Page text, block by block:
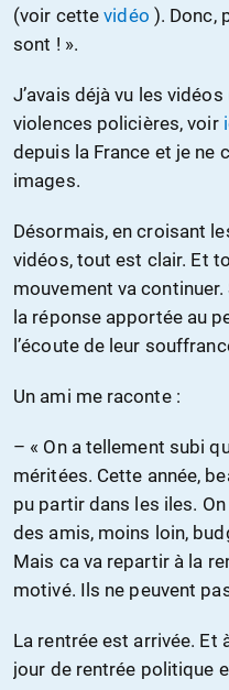
(voir cettevidéo ). Donc,
sont ! ».
J’avais déjà vu les
violences policières, voir
depuis la France et je ne
images.
Désormais, en croisant
vidéos, tout est clair. Et
mouvement va
la réponse apportée au
l’écoute de leur
Un ami me raconte :
– « On a tellement subi
méritées. Cette année,
pu partir dans les iles.
des amis, moins loin,
Mais ca va repartir à la
motivé. Ils ne peuvent
La rentrée est arrivée. Et
jour de rentrée politique